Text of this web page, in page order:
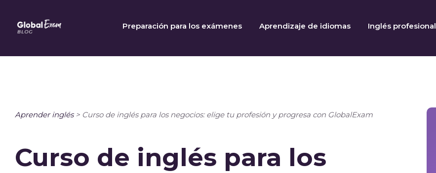
content
Preparación para los exámenes Aprendizaje de idiomas Inglés profesional
Aprender inglés> Curso de inglés para los negocios: elige tu profesión y progresa con GlobalExam
Curso de inglés para los